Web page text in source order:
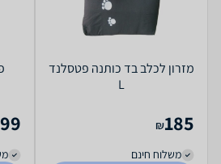
מזרון לכלב בד כותנה פטסלנד
L
185
₪
משלוח חינם